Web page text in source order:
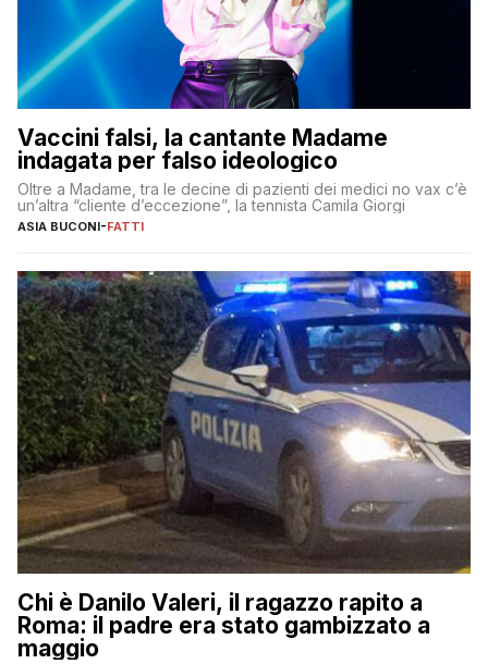
Vaccini falsi, la cantante Madame
indagata per falso ideologico
Oltre a Madame, tra le decine di pazienti dei medici no vax c’è
un’altra “cliente d’eccezione”, la tennista Camila Giorgi
ASIA BUCONI-FATTI
Chi è Danilo Valeri, il ragazzo rapito a
Roma: il padre era stato gambizzato a
maggio